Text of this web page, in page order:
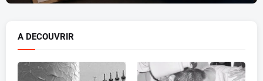
A DECOUVRIR